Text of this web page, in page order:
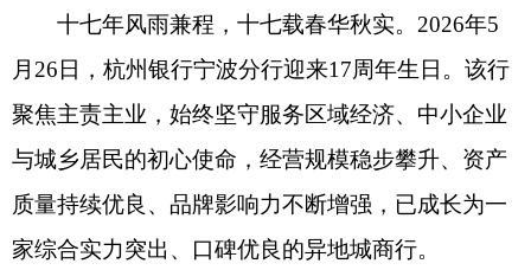
十七年风雨兼程，十七载春华秋实。2026年5
月26日，杭州银行宁波分行迎来17周年生日。该行
聚焦主责主业，始终坚守服务区域经济、中小企业
与城乡居民的初心使命，经营规模稳步攀升、资产
质量持续优良、品牌影响力不断增强，已成长为一
家综合实力突出、口碑优良的异地城商行。